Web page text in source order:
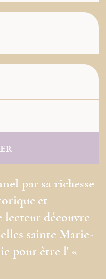
par sa richesse
et
découvre
sainte Marie-
pour être l' «